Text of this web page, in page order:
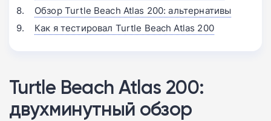
Обзор Turtle Beach Atlas 200: альтернативы
Как я тестировал Turtle Beach Atlas 200
Turtle Beach Atlas 200:
двухминутный обзор